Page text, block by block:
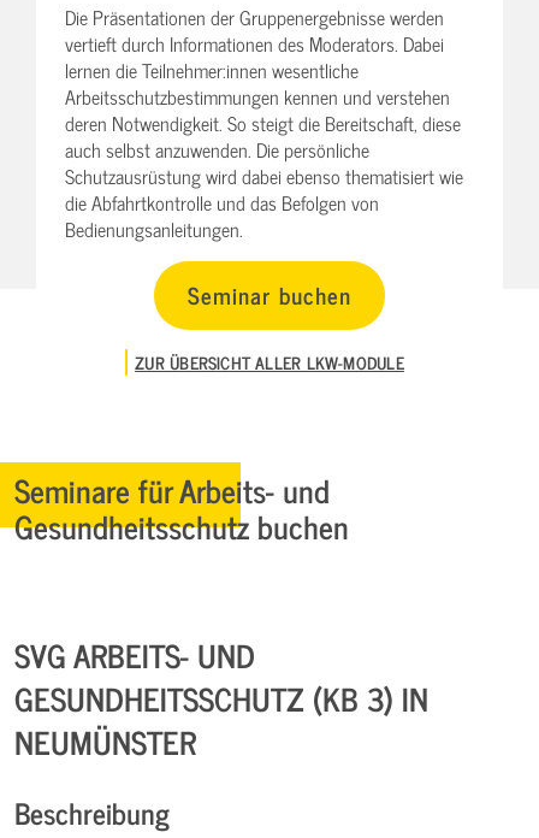
Die Präsentationen der Gruppenergebnisse werden
vertieft durch Informationen des Moderators. Dabei
lernen die Teilnehmer:innen wesentliche
Arbeitsschutzbestimmungen kennen und verstehen
deren Notwendigkeit. So steigt die Bereitschaft, diese
auch selbst anzuwenden. Die persönliche
Schutzausrüstung wird dabei ebenso thematisiert wie
die Abfahrtkontrolle und das Befolgen von
Bedienungsanleitungen.
Seminar buchen
ZUR ÜBERSICHT ALLER LKW-MODULE
Seminare für Arbeits- und
Gesundheitsschutz buchen
SVG ARBEITS- UND
GESUNDHEITSSCHUTZ (KB 3) IN
NEUMÜNSTER
Beschreibung